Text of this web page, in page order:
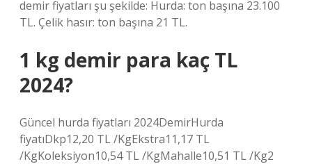
demir fiyatları şu şekilde: Hurda: ton başına 23.100
TL. Çelik hasır: ton başına 21 TL.
1 kg demir para kaç TL
2024?
Güncel hurda fiyatları 2024DemirHurda
fiyatıDkp12,20 TL /KgEkstra11,17 TL
/KgKoleksiyon10,54 TL /KgMahalle10,51 TL /Kg2